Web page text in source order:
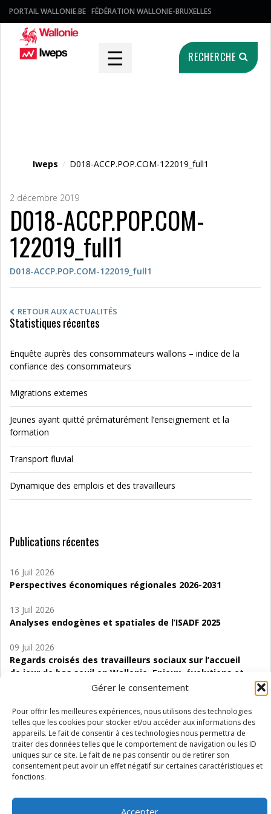
Gérer le consentement
Pour offrir les meilleures expériences, nous utilisons des technologies
telles que les cookies pour stocker et/ou accéder aux informations des
appareils. Le fait de consentir à ces technologies nous permettra de
traiter des données telles que le comportement de navigation ou les ID
uniques sur ce site. Le fait de ne pas consentir ou de retirer son
consentement peut avoir un effet négatif sur certaines caractéristiques et
fonctions.
Accepter
PORTAIL WALLONIE.BE FÉDÉRATION WALLONIE-BRUXELLES
☰ RECHERCHE
Iweps / D018-ACCP.POP.COM-122019_full1
2 décembre 2019
D018-ACCP.POP.COM-
122019_full1
D018-ACCP.POP.COM-122019_full1
RETOUR AUX ACTUALITÉS
Statistiques récentes
Enquête auprès des consommateurs wallons – indice de la
confiance des consommateurs
Migrations externes
Jeunes ayant quitté prématurément l’enseignement et la
formation
Transport fluvial
Dynamique des emplois et des travailleurs
Publications récentes
16 Juil 2026
Perspectives économiques régionales 2026-2031
13 Juil 2026
Analyses endogènes et spatiales de l’ISADF 2025
09 Juil 2026
Regards croisés des travailleurs sociaux sur l’accueil
de jour de bas seuil en Wallonie. Enjeux, évolutions et
06 Juil 2026
Étude d’évaluabilité des Structures
d’accompagnement à l’autocréation d’emploi (SAACE)
01 Juil 2026
Pénurie du personnel infirmier :quels indicateurs
Wallonie ?